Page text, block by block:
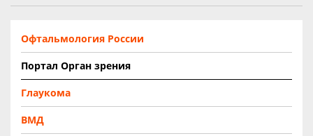
Офтальмология России
Портал Орган зрения
Глаукома
ВМД